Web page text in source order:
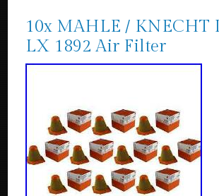
10x MAHLE /
LX 1892 Air Filter